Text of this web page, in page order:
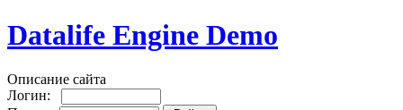
Datalife Engine Demo
Описание сайта
Логин: